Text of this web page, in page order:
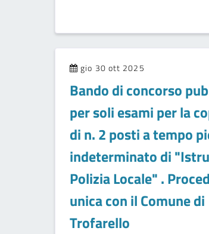
gio 30 ott 2025
Bando di concorso
per soli esami per la
di n. 2 posti a tempo
indeterminato di
Polizia Locale" .
unica con il Comune di
Trofarello